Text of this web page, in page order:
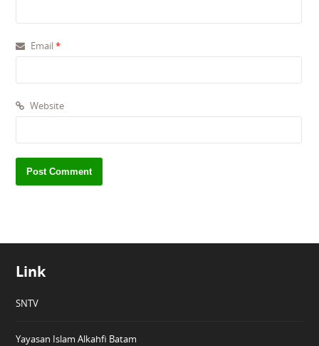
Email*
Website
Link
SNTV
Yayasan Islam Alkahfi Batam